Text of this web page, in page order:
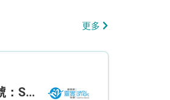
更多
高級技工/技工 (編號：SSO/FM/A/CTE)